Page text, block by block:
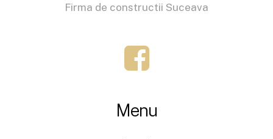
Firma de constructii Suceava
Menu